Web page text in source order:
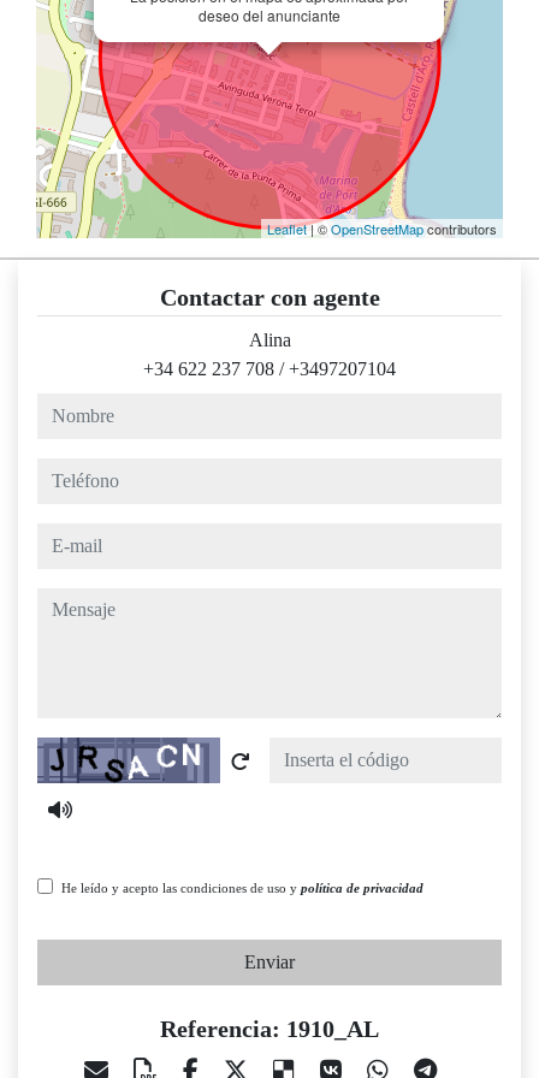
deseo del anunciante
Leaflet| ©OpenStreetMapcontributors
Contactar con agente
Alina
+34 622 237 708 /+3497207104
nombre
teléfono
e-mail
mensaje
Captcha
He leído y acepto las condiciones de uso y política de privacidad
Enviar
Referencia: 1910_AL